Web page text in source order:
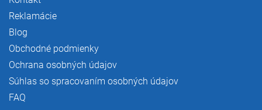
Reklamácie
Blog
Obchodné podmienky
Ochrana osobných údajov
Súhlas so spracovaním osobných údajov
FAQ